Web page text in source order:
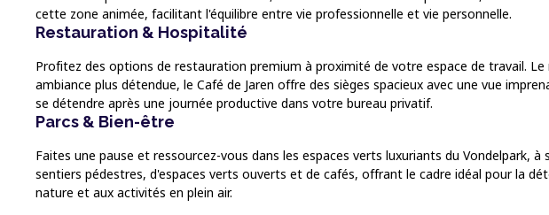
cette zone animée, facilitant l'équilibre entre vie professionnelle et vie personnelle.
Restauration & Hospitalité
Profitez des options de restauration premium à proximité de votre espace de travail.
ambiance plus détendue, le Café de Jaren offre des sièges spacieux avec une vue
se détendre après une journée productive dans votre bureau privatif.
Parcs & Bien-être
Faites une pause et ressourcez-vous dans les espaces verts luxuriants du Vondelpark,
sentiers pédestres, d'espaces verts ouverts et de cafés, offrant le cadre idéal pour la
nature et aux activités en plein air.